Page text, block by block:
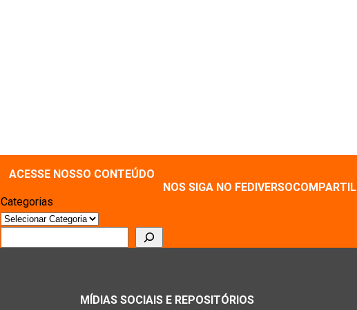
ACESSE NOSSO CONTEÚDO
Categorias
NOS SIGA NO FEDIVERSO
MÍDIAS SOCIAIS E REPOSITÓRIOS